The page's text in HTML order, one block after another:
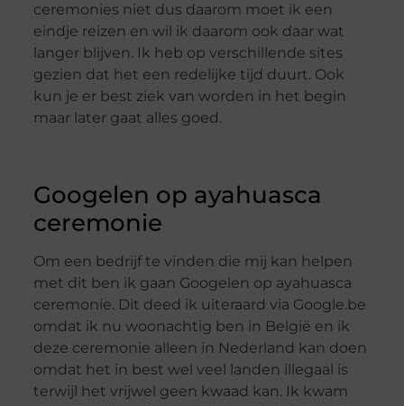
ceremonies niet dus daarom moet ik een
eindje reizen en wil ik daarom ook daar wat
langer blijven. Ik heb op verschillende sites
gezien dat het een redelijke tijd duurt. Ook
kun je er best ziek van worden in het begin
maar later gaat alles goed.
Googelen op ayahuasca
ceremonie
Om een bedrijf te vinden die mij kan helpen
met dit ben ik gaan Googelen op ayahuasca
ceremonie. Dit deed ik uiteraard via Google.be
omdat ik nu woonachtig ben in België en ik
deze ceremonie alleen in Nederland kan doen
omdat het in best wel veel landen illegaal is
terwijl het vrijwel geen kwaad kan. Ik kwam